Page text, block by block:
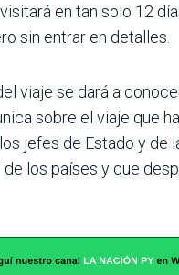
en tan solo 12
sin entrar en detalles.
viaje se dará a
sobre el viaje que
jefes de Estado y de
los países y que